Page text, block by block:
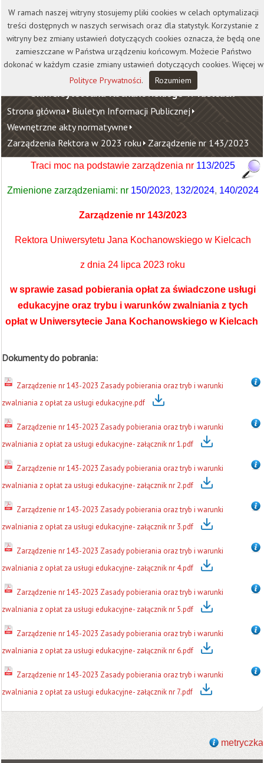
Kontakt Biblioteka
Wydawnictwo
Wirtualna Uczelnia
Uniwersytet Jana Kochanowskiego w Kielcach
Strona główna Biuletyn Informacji Publicznej
Wewnętrzne akty normatywne
Zarządzenia Rektora w 2023 roku Zarządzenie nr 143/2023
Traci moc na podstawie zarządzenia nr 113/2025
Zmienione zarządzeniami: nr 150/2023, 132/2024, 140/2024
Zarządzenie nr 143/2023
Rektora Uniwersytetu Jana Kochanowskiego w Kielcach
z dnia 24 lipca 2023 roku
w sprawie zasad pobierania opłat za świadczone usługi
edukacyjne oraz trybu i warunków zwalniania z tych
opłat w Uniwersytecie Jana Kochanowskiego w Kielcach
Dokumenty do pobrania:
Zarządzenie nr 143-2023 Zasady pobierania oraz tryb i warunki
zwalniania z opłat za usługi edukacyjne.pdf
Zarządzenie nr 143-2023 Zasady pobierania oraz tryb i warunki
zwalniania z opłat za usługi edukacyjne- załącznik nr 1.pdf
Zarządzenie nr 143-2023 Zasady pobierania oraz tryb i warunki
zwalniania z opłat za usługi edukacyjne- załącznik nr 2.pdf
Zarządzenie nr 143-2023 Zasady pobierania oraz tryb i warunki
zwalniania z opłat za usługi edukacyjne- załącznik nr 3.pdf
Zarządzenie nr 143-2023 Zasady pobierania oraz tryb i warunki
zwalniania z opłat za usługi edukacyjne- załącznik nr 4.pdf
Zarządzenie nr 143-2023 Zasady pobierania oraz tryb i warunki
zwalniania z opłat za usługi edukacyjne- załącznik nr 5.pdf
Zarządzenie nr 143-2023 Zasady pobierania oraz tryb i warunki
zwalniania z opłat za usługi edukacyjne- załącznik nr 6.pdf
Zarządzenie nr 143-2023 Zasady pobierania oraz tryb i warunki
zwalniania z opłat za usługi edukacyjne- załącznik nr 7.pdf
metryczka
W ramach naszej witryny stosujemy pliki cookies w celach optymalizacji
treści dostępnych w naszych serwisach oraz dla statystyk. Korzystanie z
witryny bez zmiany ustawień dotyczących cookies oznacza, że będą one
zamieszczane w Państwa urządzeniu końcowym. Możecie Państwo
dokonać w każdym czasie zmiany ustawień dotyczących cookies. Więcej w
Polityce Prywatności. Rozumiem